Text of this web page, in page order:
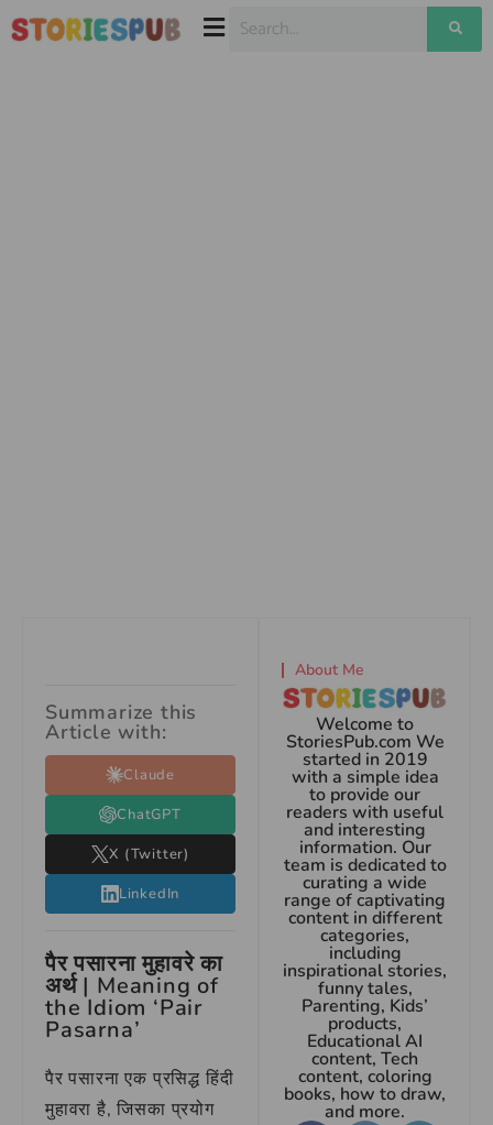
Summarize this
Article with:
Claude
ChatGPT
X (Twitter)
LinkedIn
पैर पसारना मुहावरे का
अर्थ | Meaning of
the Idiom ‘Pair
Pasarna’
पैर पसारना एक प्रसिद्ध हिंदी
मुहावरा है, जिसका प्रयोग
About Me
Welcome to
StoriesPub.com We
started in 2019
with a simple idea
to provide our
readers with useful
and interesting
information. Our
team is dedicated to
curating a wide
range of captivating
content in different
categories,
including
inspirational stories,
funny tales,
Parenting, Kids’
products,
Educational AI
content, Tech
content, coloring
books, how to draw,
and more.